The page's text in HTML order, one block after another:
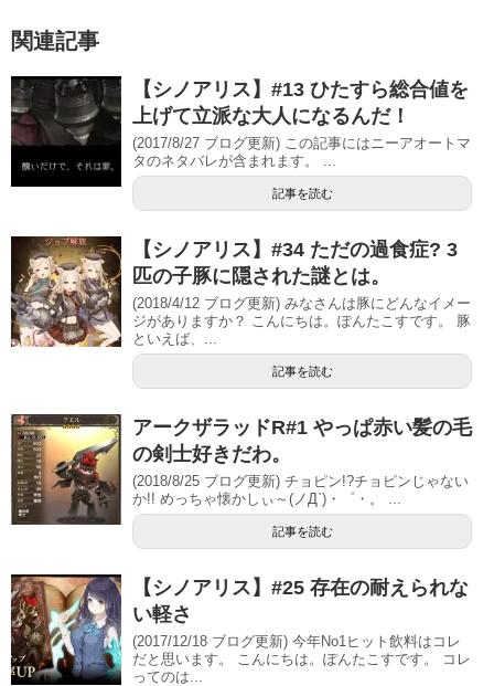
関連記事
【シノアリス】#13 ひたすら総合値を
上げて立派な大人になるんだ！
(2017/8/27 ブログ更新) この記事にはニーアオートマ
タのネタバレが含まれます。 ...
記事を読む
【シノアリス】#34 ただの過食症? 3
匹の子豚に隠された謎とは。
(2018/4/12 ブログ更新) みなさんは豚にどんなイメー
ジがありますか？ こんにちは。ぽんたこすです。 豚
といえば、...
記事を読む
アークザラッドR#1 やっぱ赤い髪の毛
の剣士好きだわ。
(2018/8/25 ブログ更新) チョピン!?チョピンじゃない
か!! めっちゃ懐かしぃ～(ノД`)・゜・。 ...
記事を読む
【シノアリス】#25 存在の耐えられな
い軽さ
(2017/12/18 ブログ更新) 今年No1ヒット飲料はコレ
だと思います。 こんにちは。ぽんたこすです。 コレ
ってのは...